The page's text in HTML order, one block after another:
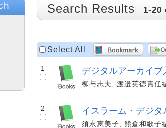
Search Results 1-20
Select All
1 デジタルアーカイ
柳与志夫, 渡邉英徳責任
2 イスラーム・デジタ
須永恵美子, 熊倉和歌